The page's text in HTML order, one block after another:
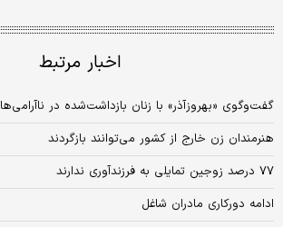
اخبار مرتبط
گفت‌وگوی «بهروزآذر» با زنان بازداشت‌شده در ناآرامی‌ها
هنرمندان زن خارج از کشور می‌توانند بازگردند
۷۷ درصد زوجین تمایلی به فرزندآوری ندارند
ادامه دورکاری مادران شاغل